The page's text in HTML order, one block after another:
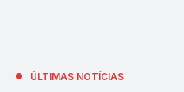
ÚLTIMAS NOTÍCIAS